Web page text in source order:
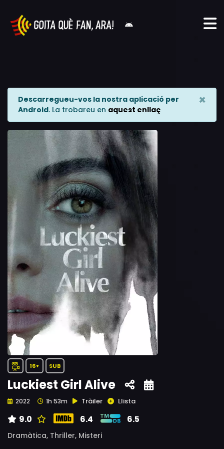
Descarregueu-vos la nostra aplicació per
Android. La trobareu en aquest enllaç
×
16+ SUB
Luckiest Girl Alive
2022 1h 53m Tràiler Llista
9.0 6.4 6.5
Dramàtica, Thriller, Misteri